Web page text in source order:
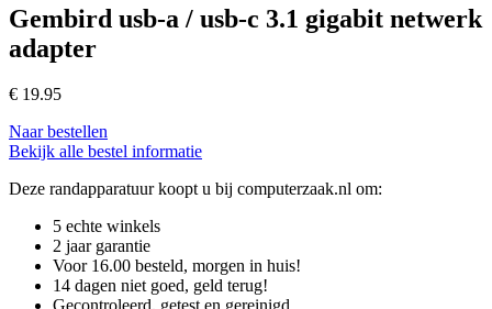
Gembird usb-a / usb-c 3.1 gigabit netwerk
adapter
€ 19.95
Naar bestellen
Bekijk alle bestel informatie
Deze randapparatuur koopt u bij computerzaak.nl om:
5 echte winkels
2 jaar garantie
Voor 16.00 besteld, morgen in huis!
14 dagen niet goed, geld terug!